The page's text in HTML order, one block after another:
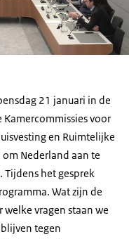
21 januari in de
Kamercommissies voor
en Ruimtelijke
Nederland aan te
Tijdens het gesprek
Wat zijn de
vragen staan we
tegen